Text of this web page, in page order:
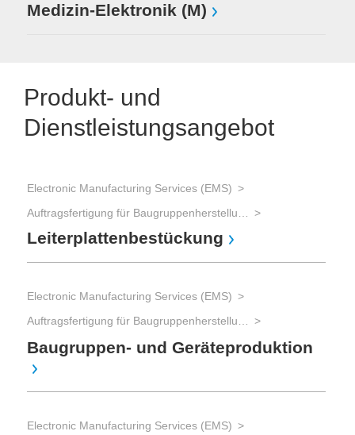
Medizin-Elektronik (M)
Produkt- und
Dienstleistungsangebot
Electronic Manufacturing Services (EMS)
Leiterplattenbestückung
Electronic Manufacturing Services (EMS)
Baugruppen- und Geräteproduktion
Electronic Manufacturing Services (EMS)